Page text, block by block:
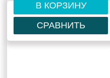
В КОРЗИНУ
СРАВНИТЬ